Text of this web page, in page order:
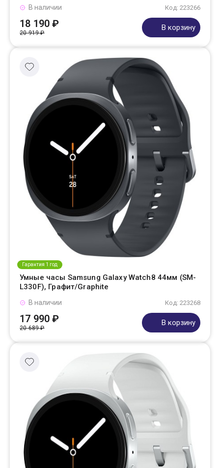
Код: 223266
В наличии
18 190 ₽
20 919 ₽
В корзину
Гарантия 1 год
Умные часы Samsung Galaxy Watch8 44мм (SM-
L330F), Графит/Graphite
Код: 223268
В наличии
17 990 ₽
20 689 ₽
В корзину